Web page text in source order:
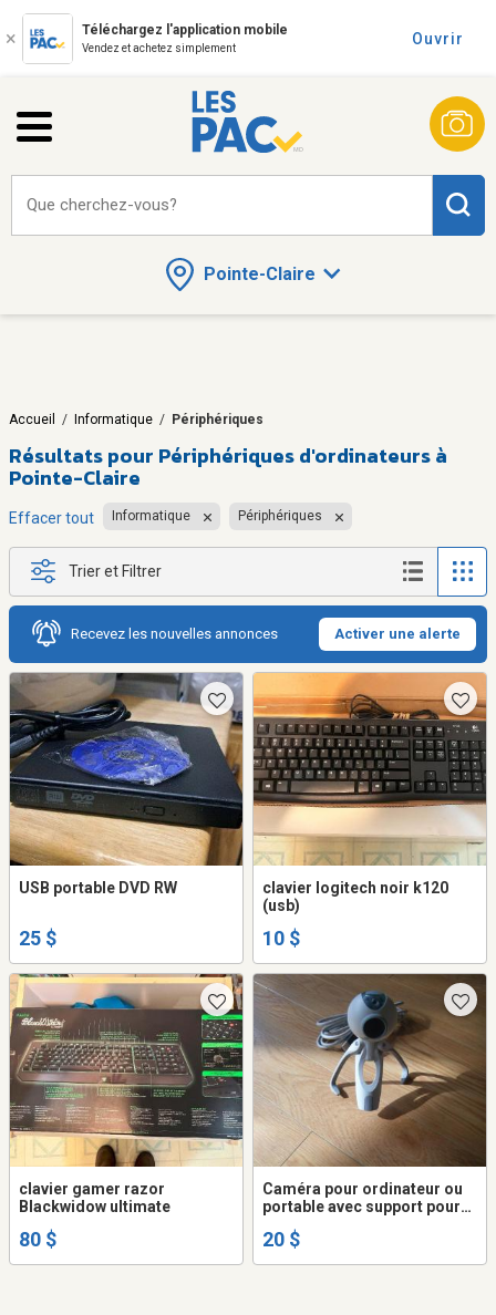
Téléchargez l'application mobile
Vendez et achetez simplement
Ouvrir
Pointe-Claire
Que cherchez-vous?
Accueil / Informatique / Périphériques
Résultats pour Périphériques d'ordinateurs à
Pointe-Claire
Effacer tout Informatique Périphériques
Trier et Filtrer
Recevez les nouvelles annonces Activer une alerte
USB portable DVD RW
25 $
clavier logitech noir k120
(usb)
10 $
clavier gamer razor
Blackwidow ultimate
80 $
Caméra pour ordinateur ou
portable avec support pour
20 $